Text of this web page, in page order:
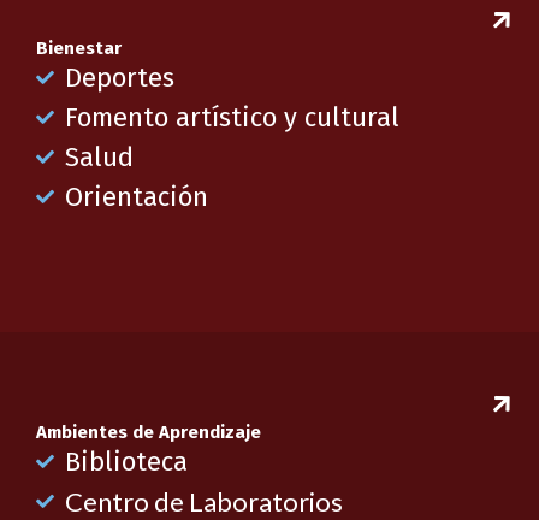
Bienestar
Deportes
Fomento artístico y cultural
Salud
Orientación
Ambientes de Aprendizaje
Biblioteca
Centro de Laboratorios